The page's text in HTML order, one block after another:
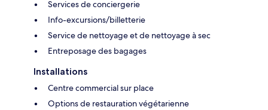
Services de conciergerie
Info-excursions/billetterie
Service de nettoyage et de nettoyage à sec
Entreposage des bagages
Installations
Centre commercial sur place
Options de restauration végétarienne